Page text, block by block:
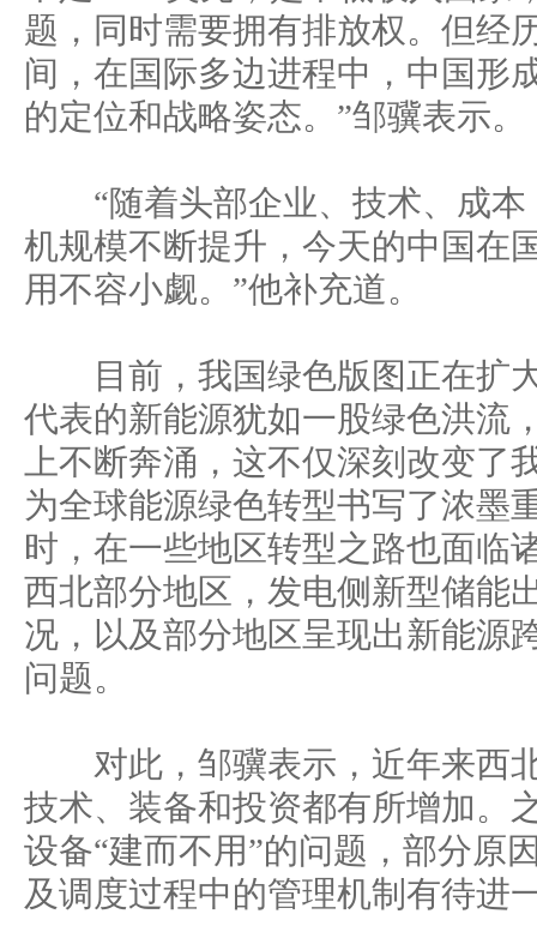
题，同时需要拥有排放权。但经
间，在国际多边进程中，中国形
的定位和战略姿态。”邹骥表示。
“随着头部企业、技术、成本
机规模不断提升，今天的中国在
用不容小觑。”他补充道。
目前，我国绿色版图正在扩
代表的新能源犹如一股绿色洪流
上不断奔涌，这不仅深刻改变了
为全球能源绿色转型书写了浓墨
时，在一些地区转型之路也面临
西北部分地区，发电侧新型储能
况，以及部分地区呈现出新能源
问题。
对此，邹骥表示，近年来西
技术、装备和投资都有所增加。
设备“建而不用”的问题，部分原
及调度过程中的管理机制有待进